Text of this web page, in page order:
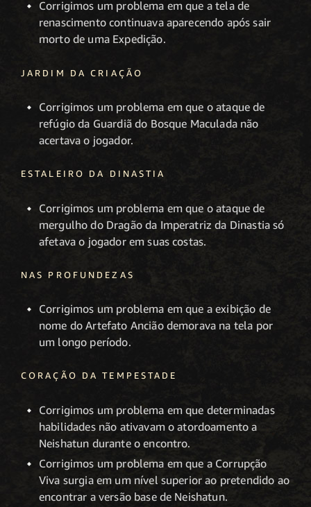
Corrigimos um problema em que a tela de
renascimento continuava aparecendo após sair
morto de uma Expedição.
JARDIM DA CRIAÇÃO
Corrigimos um problema em que o ataque de
refúgio da Guardiã do Bosque Maculada não
acertava o jogador.
ESTALEIRO DA DINASTIA
Corrigimos um problema em que o ataque de
mergulho do Dragão da Imperatriz da Dinastia só
afetava o jogador em suas costas.
NAS PROFUNDEZAS
Corrigimos um problema em que a exibição de
nome do Artefato Ancião demorava na tela por
um longo período.
CORAÇÃO DA TEMPESTADE
Corrigimos um problema em que determinadas
habilidades não ativavam o atordoamento a
Neishatun durante o encontro.
Corrigimos um problema em que a Corrupção
Viva surgia em um nível superior ao pretendido ao
encontrar a versão base de Neishatun.